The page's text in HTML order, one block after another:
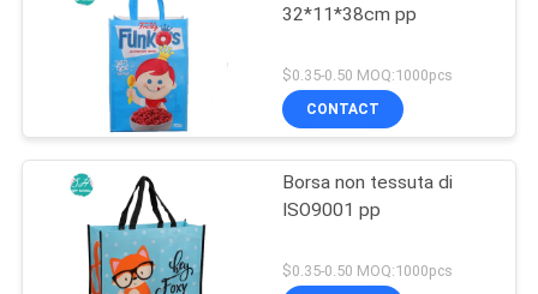
32*11*38cm pp
$0.35-0.50 MOQ:1000pcs
CONTACT
Borsa non tessuta di
ISO9001 pp
$0.35-0.50 MOQ:1000pcs